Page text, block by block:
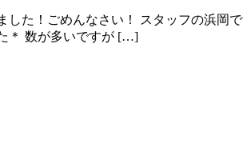
した！ごめんなさい！ スタッフの浜岡
＊ 数が多いですが […]